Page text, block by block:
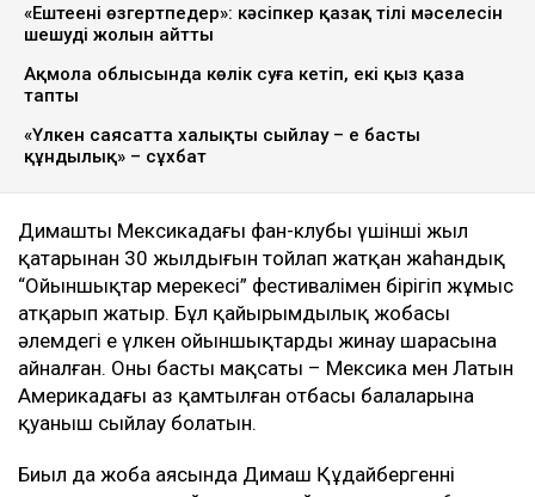
«Ештеңені өзгертпеңдер»: кәсіпкер қазақ тілі мәселесін
шешудің жолын айтты
Ақмола облысында көлік суға кетіп, екі қыз қаза
тапты
«Үлкен саясатта халықты сыйлау – ең басты
құндылық» – сұхбат
Димаштың Мексикадағы фан-клубы үшінші жыл
қатарынан 30 жылдығын тойлап жатқан жаһандық
“Ойыншықтар мерекесі” фестивалімен бірігіп жұмыс
атқарып жатыр. Бұл қайырымдылық жобасы
әлемдегі ең үлкен ойыншықтарды жинау шарасына
айналған. Оның басты мақсаты – Мексика мен Латын
Америкадағы аз қамтылған отбасы балаларына
қуаныш сыйлау болатын.
Биыл да жоба аясында Димаш Құдайбергеннің